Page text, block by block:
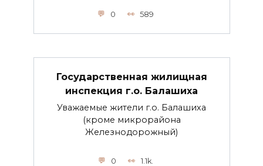
0 589
Государственная жилищная
инспекция г.о. Балашиха
Уважаемые жители г.о. Балашиха
(кроме микрорайона
Железнодорожный)
0 1.1k.